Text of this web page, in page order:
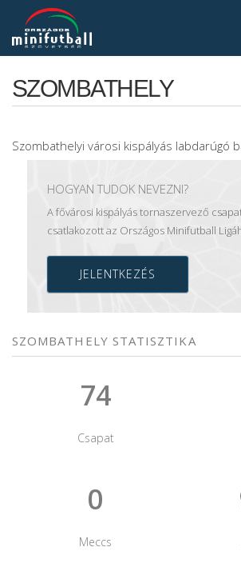
SZOMBATHELY
Szombathelyi városi kispályás labdarúgó
HOGYAN TUDOK NEVEZNI?
A fővárosi kispályás tornaszervező
csatlakozott az Országos Minifutball
JELENTKEZÉS
SZOMBATHELY STATISZTIKA
74
Csapat
0
Meccs